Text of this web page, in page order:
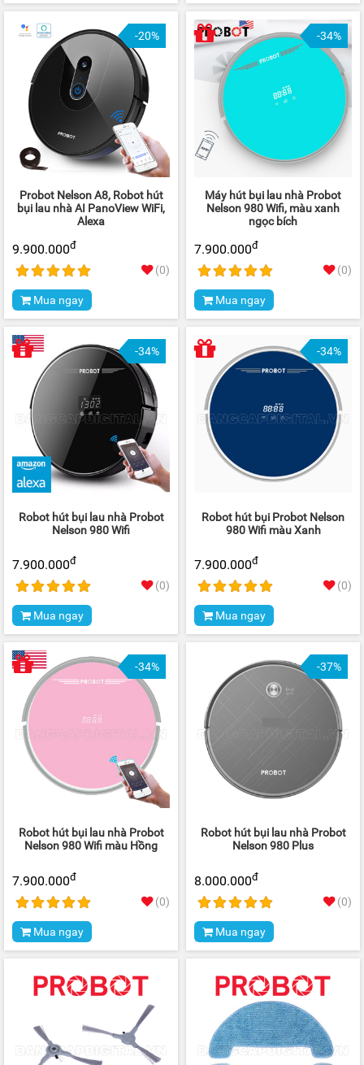
-20%
Probot Nelson A8, Robot hút
bụi lau nhà AI PanoView WiFi,
Alexa
9.900.000đ
(0)
Mua ngay
-34%
Máy hút bụi lau nhà Probot
Nelson 980 Wifi, màu xanh
ngọc bích
7.900.000đ
(0)
Mua ngay
-34%
Robot hút bụi lau nhà Probot
Nelson 980 Wifi
7.900.000đ
(0)
Mua ngay
-34%
Robot hút bụi Probot Nelson
980 Wifi màu Xanh
7.900.000đ
(0)
Mua ngay
-34%
Robot hút bụi lau nhà Probot
Nelson 980 Wifi màu Hồng
7.900.000đ
(0)
Mua ngay
-37%
Robot hút bụi lau nhà Probot
Nelson 980 Plus
8.000.000đ
(0)
Mua ngay